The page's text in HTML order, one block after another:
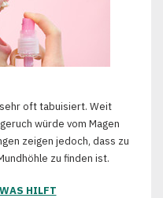
oft tabuisiert. Weit
würde vom Magen
zeigen jedoch, dass zu
zu finden ist.
HILFT